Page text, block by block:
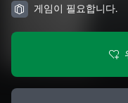
게임이 필요합니다.